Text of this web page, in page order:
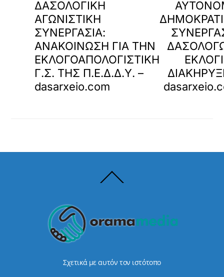
ΔΑΣΟΛΟΓΙΚΗ
ΑΓΩΝΙΣΤΙΚΗ
ΣΥΝΕΡΓΑΣΙΑ:
ΑΝΑΚΟΙΝΩΣΗ ΓΙΑ ΤΗΝ
ΕΚΛΟΓΟΑΠΟΛΟΓΙΣΤΙΚΗ
Γ.Σ. ΤΗΣ Π.Ε.Δ.Δ.Υ. –
dasarxeio.com
To
Σχετικά με αυτόν τον ιστότοπο